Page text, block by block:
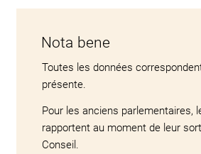
Nota bene
Toutes les données
présente.
Pour les anciens parlementaires,
rapportent au moment de leur
Conseil.